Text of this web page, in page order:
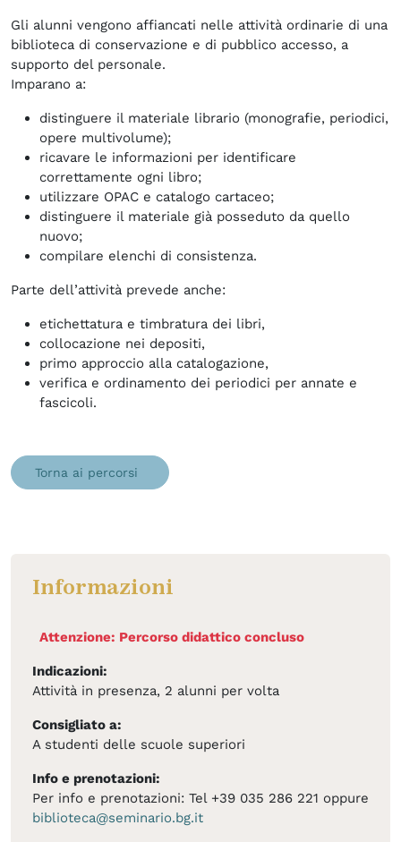
Gli alunni vengono affiancati nelle attività ordinarie di una
biblioteca di conservazione e di pubblico accesso, a
supporto del personale.
Imparano a:
distinguere il materiale librario (monografie, periodici,
opere multivolume);
ricavare le informazioni per identificare
correttamente ogni libro;
utilizzare OPAC e catalogo cartaceo;
distinguere il materiale già posseduto da quello
nuovo;
compilare elenchi di consistenza.
Parte dell’attività prevede anche:
etichettatura e timbratura dei libri,
collocazione nei depositi,
primo approccio alla catalogazione,
verifica e ordinamento dei periodici per annate e
fascicoli.
Torna ai percorsi
Informazioni
Attenzione: Percorso didattico concluso
Indicazioni:
Attività in presenza, 2 alunni per volta
Consigliato a:
A studenti delle scuole superiori
Info e prenotazioni:
Per info e prenotazioni: Tel +39 035 286 221 oppure
biblioteca@seminario.bg.it